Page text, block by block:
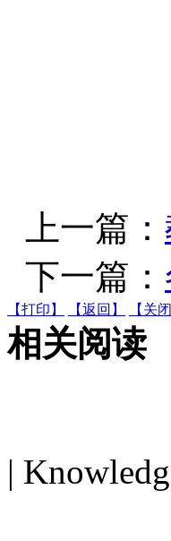
上一篇：
下一篇：
【打印】 【返回】 【关闭
相关阅读
|